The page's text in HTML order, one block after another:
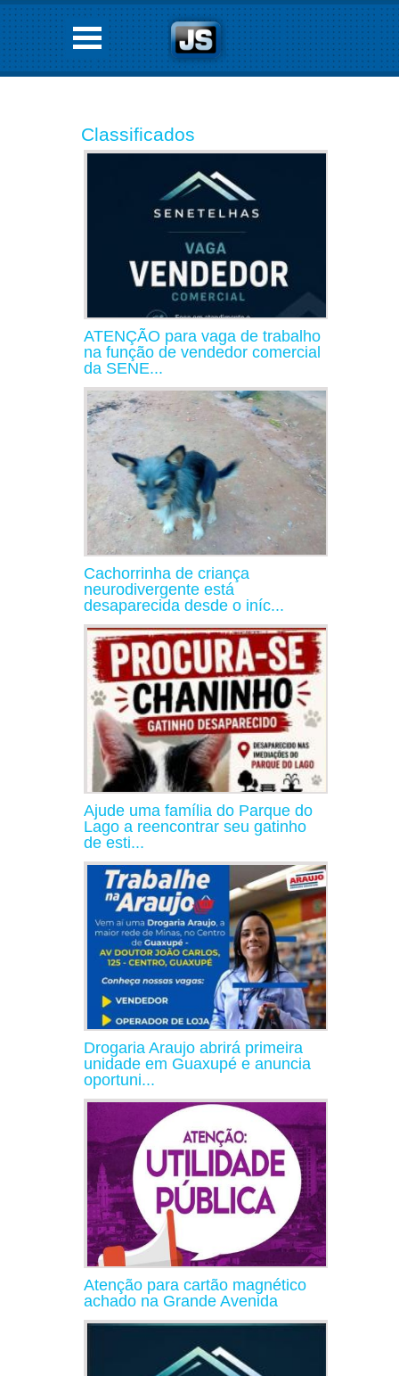
Classificados
ATENÇÃO para vaga de trabalho
na função de vendedor comercial
da SENE...
Cachorrinha de criança
neurodivergente está
desaparecida desde o iníc...
Ajude uma família do Parque do
Lago a reencontrar seu gatinho
de esti...
Drogaria Araujo abrirá primeira
unidade em Guaxupé e anuncia
oportuni...
Atenção para cartão magnético
achado na Grande Avenida